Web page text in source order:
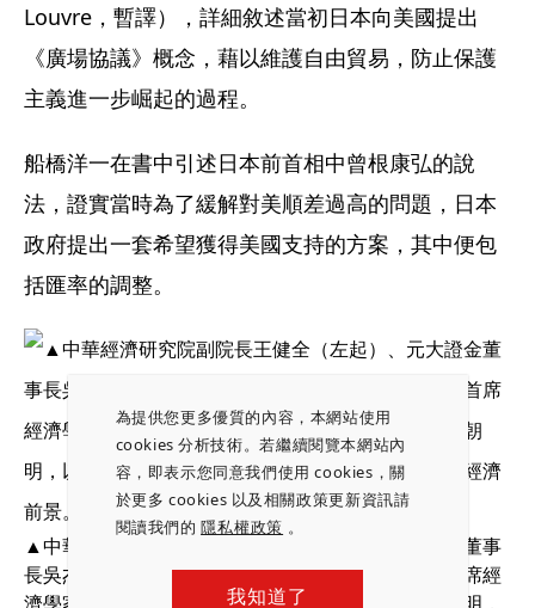
為提供您更多優質的內容，本網站使用
cookies 分析技術。若繼續閱覽本網站內
容，即表示您同意我們使用 cookies，關
於更多 cookies 以及相關政策更新資訊請
閱讀我們的隱私權政策 。
我知道了
Louvre，暫譯），詳細敘述當初日本向美國提出
《廣場協議》概念，藉以維護自由貿易，防止保護
主義進一步崛起的過程。
船橋洋一在書中引述日本前首相中曾根康弘的說
法，證實當時為了緩解對美順差過高的問題，日本
政府提出一套希望獲得美國支持的方案，其中便包
括匯率的調整。
▲中華經濟研究院副院長王健全（左起）、元大證金董事
長吳杰、台新金控首席經濟學家李鎮宇、富邦金控首席經